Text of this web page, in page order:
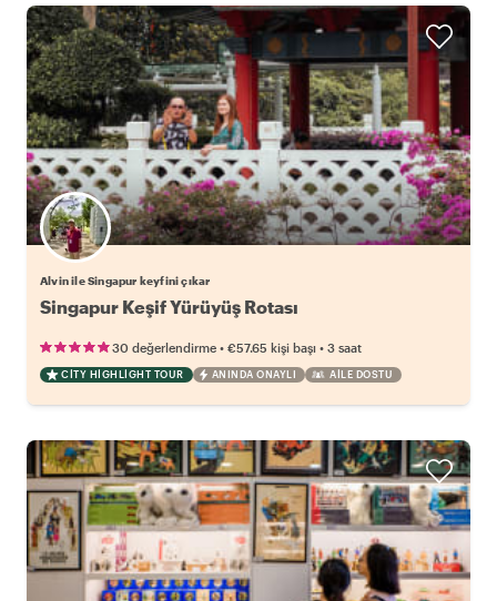
Alvin ile Singapur keyfini çıkar
Singapur Keşif Yürüyüş Rotası
30 değerlendirme • €57.65 kişi başı • 3 saat
CITY HIGHLIGHT TOUR ANINDA ONAYLI AILE DOSTU